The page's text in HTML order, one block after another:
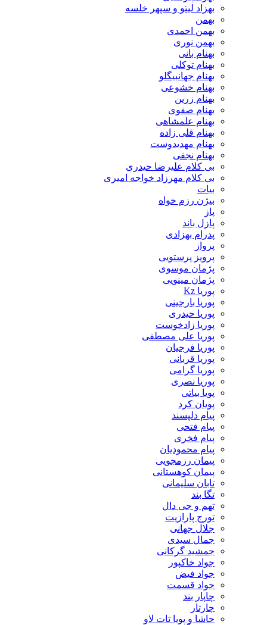
بهزاد لیتو و سپهر خلسه
بهمن
بهمن احمدی
بهمن نوری
بهنام بانی
بهنام توکلی
بهنام جهانبیگلو
بهنام خشوعی
بهنام زرین
بهنام صفوی
بهنام علمشاهی
بهنام قلی زاده
بهنام مهدیدوست
بهنام نجفی
بی کلام علیرضا حیدری
بی کلام مهرزاد خواجه امیری
بیات
بیژن رزم خواه
پاز
پازل باند
پدرام بهزادی
پرواز
پرویز پرستویی
پژمان موسوی
پژمان مینویی
پوریا Kz
پوریا بارجینی
پوریا حیدری
پوریا زادخوست
پوریا علی مصطفی
پوریا فرجیان
پوریا قربانی
پوریا گرامی
پوریا نصری
پویا بیاتی
پویان کرد
پیام دلپسند
پیام فتحی
پیام فخری
پیام محمودیان
پیمان رزمجویی
پیمان کوهستانی
تابان سلیمانی
تگا بند
تهم و جی دال
تورج پارازیت
جلال جهانی
جمال سیدی
جمشید گرکانی
جواد خاکپور
جواد فیض
جواد قسمت
چاپار بند
چارتار
حاشا و پویا تات لاو